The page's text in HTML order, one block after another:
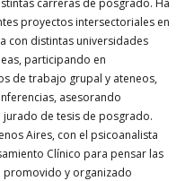
proyectos intersectoriales en
con distintas universidades
participando en
de trabajo grupal y ateneos,
asesorando
de tesis de posgrado.
Aires, con el psicoanalista
Clínico para pensar las
promovido y organizado